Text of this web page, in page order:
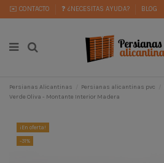
✉️ CONTACTO ❓ ¿NECESITAS AYUDA? BLOG
Persianas Alicantinas Persianas alicantinas pvc
Verde Oliva - Montante Interior Madera
¡En oferta!
-31%